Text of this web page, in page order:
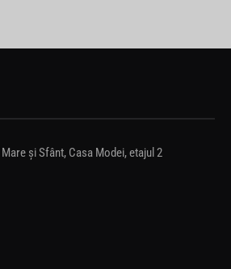
și Sfânt, Casa Modei, etajul 2